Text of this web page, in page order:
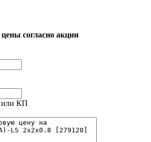
согласно акции
или КП